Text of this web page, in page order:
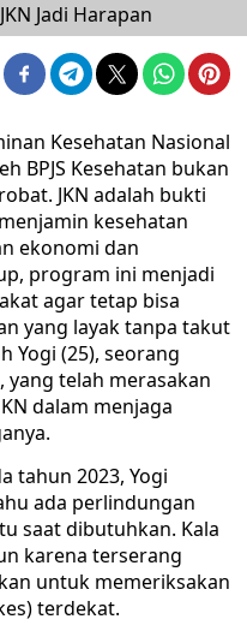
Jadi Harapan
Kesehatan Nasional
BPJS Kesehatan bukan
JKN adalah bukti
kesehatan
ekonomi dan
program ini menjadi
agar tetap bisa
yang layak tanpa takut
Yogi (25), seorang
yang telah merasakan
dalam menjaga
tahun 2023, Yogi
ada perlindungan
saat dibutuhkan. Kala
karena terserang
untuk memeriksakan
terdekat.